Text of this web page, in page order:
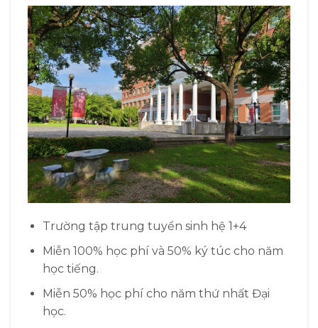
Trường tập trung tuyển sinh hệ 1+4
Miễn 100% học phí và 50% ký túc cho năm
học tiếng.
Miễn 50% học phí cho năm thứ nhất Đại
học.